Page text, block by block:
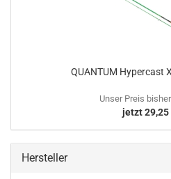
QUANTUM Hypercast
Unser Preis
jetzt 29,25
Hersteller